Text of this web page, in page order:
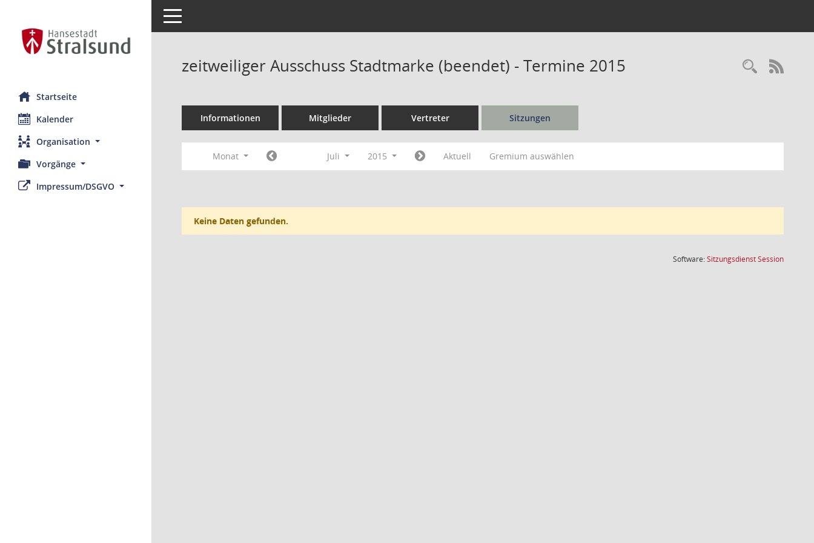
Startseite
Kalender
Organisation
Vorgänge
Impressum/DSGVO
Toggle navigation
zeitweiliger Ausschuss Stadtmarke (beendet) - Termine 2015
Informationen Mitglieder Vertreter Sitzungen
Monat Juli 2015 Aktuell Gremium auswählen
Keine Daten gefunden.
Software:SitzungsdienstSession(Wird in